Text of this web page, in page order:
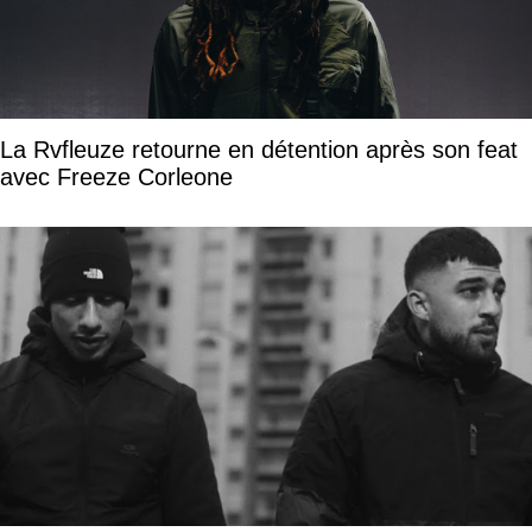
La Rvfleuze retourne en détention après son feat
avec Freeze Corleone